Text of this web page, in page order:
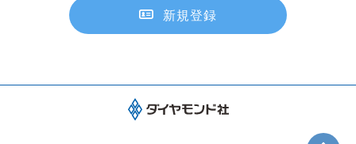
新規登録